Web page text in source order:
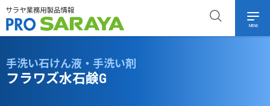
MENU
手洗い石けん液・手洗い剤
フラワズ水石鹸G